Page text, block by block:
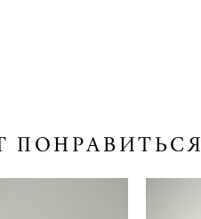
ПОНРАВИТЬСЯ